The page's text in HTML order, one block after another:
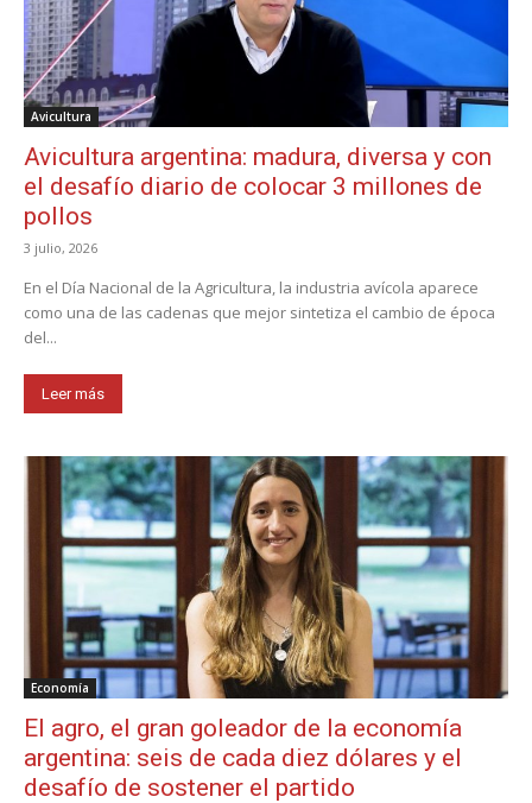
Avicultura
Avicultura argentina: madura, diversa y con
el desafío diario de colocar 3 millones de
pollos
3 julio, 2026
En el Día Nacional de la Agricultura, la industria avícola aparece
como una de las cadenas que mejor sintetiza el cambio de época
del...
Leer más
Economía
El agro, el gran goleador de la economía
argentina: seis de cada diez dólares y el
desafío de sostener el partido